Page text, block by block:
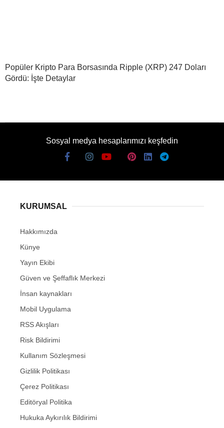
Popüler Kripto Para Borsasında Ripple (XRP) 247 Doları
Gördü: İşte Detaylar
Sosyal medya hesaplarımızı keşfedin
KURUMSAL
Hakkımızda
Künye
Yayın Ekibi
Güven ve Şeffaflık Merkezi
İnsan kaynakları
Mobil Uygulama
RSS Akışları
Risk Bildirimi
Kullanım Sözleşmesi
Gizlilik Politikası
Çerez Politikası
Editöryal Politika
Hukuka Aykırılık Bildirimi